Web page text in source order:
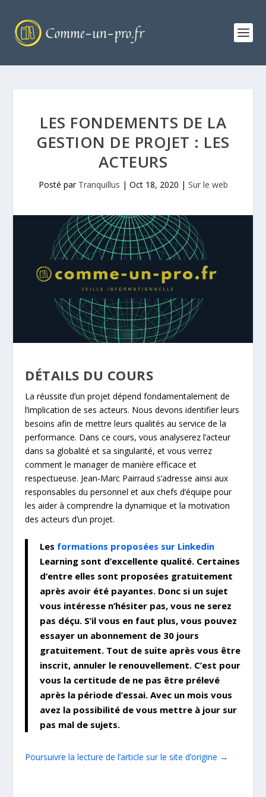
LES FONDEMENTS DE LA
GESTION DE PROJET : LES
ACTEURS
Posté par Tranquillus | Oct 18, 2020 | Sur le web
DÉTAILS DU COURS
La réussite d’un projet dépend fondamentalement de
l’implication de ses acteurs. Nous devons identifier leurs
besoins afin de mettre leurs qualités au service de la
performance. Dans ce cours, vous analyserez l’acteur
dans sa globalité et sa singularité, et vous verrez
comment le manager de manière efficace et
respectueuse. Jean-Marc Pairraud s’adresse ainsi aux
responsables du personnel et aux chefs d’équipe pour
les aider à comprendre la dynamique et la motivation
des acteurs d’un projet.
Les formations proposées sur Linkedin
Learning sont d’excellente qualité. Certaines
d’entre elles sont proposées gratuitement
après avoir été payantes. Donc si un sujet
vous intéresse n’hésiter pas, vous ne serez
pas déçu. S’il vous en faut plus, vous pouvez
essayer un abonnement de 30 jours
gratuitement. Tout de suite après vous être
inscrit, annuler le renouvellement. C’est pour
vous la certitude de ne pas être prélevé
après la période d’essai. Avec un mois vous
avez la possibilité de vous mettre à jour sur
pas mal de sujets.
Poursuivre la lecture de l’article sur le site d’origine →